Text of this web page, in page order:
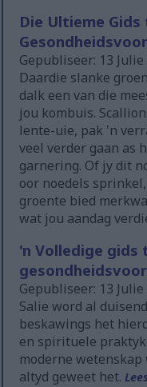
Die Ultieme
Gepubliseer: 13 Julie
Daardie slanke
dalk een van die
jou kombuis.
lente-uie, pak 'n
veel verder gaan as
garnering. Of jy dit
oor noedels
groente bied
wat jou aandag
'n Volledige gids
Gepubliseer: 13 Julie
Salie word al
beskawings het
en spirituele
moderne
altyd geweet het.